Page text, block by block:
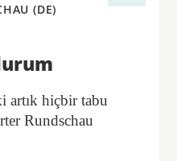
(DE)
artık hiçbir tabu
Rundschau